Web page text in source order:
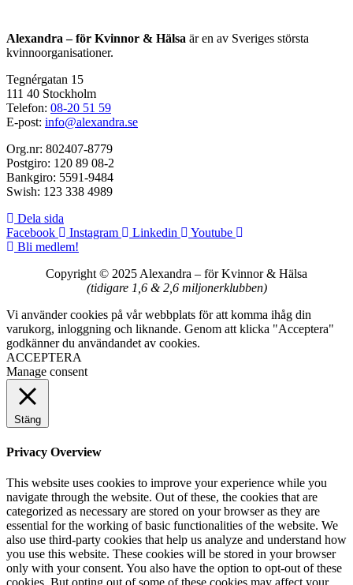
Alexandra – för Kvinnor & Hälsa är en av Sveriges största
kvinnoorganisationer.
Tegnérgatan 15
111 40 Stockholm
Telefon: 08-20 51 59
E-post: info@alexandra.se
Org.nr: 802407-8779
Postgiro: 120 89 08-2
Bankgiro: 5591-9484
Swish: 123 338 4989
Dela sida
Facebook
Instagram Linkedin
Youtube
Bli medlem!
Copyright © 2025 Alexandra – för Kvinnor & Hälsa
(tidigare 1,6 & 2,6 miljonerklubben)
Vi använder cookies på vår webbplats för att komma ihåg din
varukorg, inloggning och liknande. Genom att klicka "Acceptera"
godkänner du användandet av cookies.
ACCEPTERA
Manage consent
Stäng
Privacy Overview
This website uses cookies to improve your experience while you
navigate through the website. Out of these, the cookies that are
categorized as necessary are stored on your browser as they are
essential for the working of basic functionalities of the website. We
also use third-party cookies that help us analyze and understand how
you use this website. These cookies will be stored in your browser
only with your consent. You also have the option to opt-out of these
cookies. But opting out of some of these cookies may affect your